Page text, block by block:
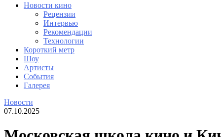
Новости кино
Рецензии
Интервью
Рекомендации
Технологии
Короткий метр
Шоу
Артисты
События
Галерея
Новости
07.10.2025